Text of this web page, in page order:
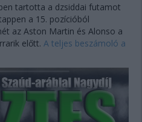
tartotta a dzsiddai futamot
a 15. pozícióból
az Aston Martin és Alonso a
előtt. A teljes beszámoló a